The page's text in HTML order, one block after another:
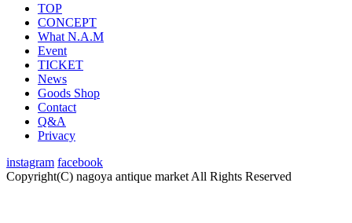
TOP
CONCEPT
What N.A.M
Event
TICKET
News
Goods Shop
Contact
Q&A
Privacy
instagram facebook
Copyright(C) nagoya antique market All Rights Reserved